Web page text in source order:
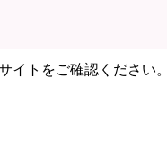
トをご確認ください。